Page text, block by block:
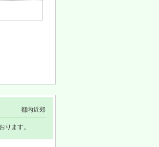
都内近郊
ります。